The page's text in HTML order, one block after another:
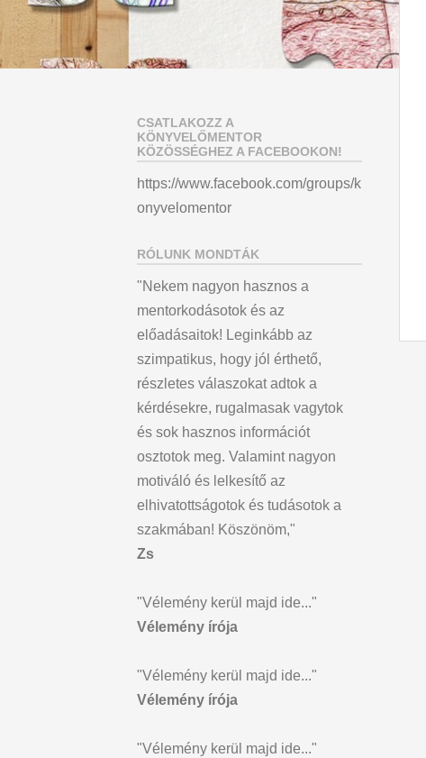
CSATLAKOZZ A
KÖNYVELŐMENTOR
KÖZÖSSÉGHEZ A FACEBOOKON!
https://www.facebook.com/groups/k
onyvelomentor
RÓLUNK MONDTÁK
"Nekem nagyon hasznos a
mentorkodásotok és az
előadásaitok! Leginkább az
szimpatikus, hogy jól érthető,
részletes válaszokat adtok a
kérdésekre, rugalmasak vagytok
és sok hasznos információt
osztotok meg. Valamint nagyon
motiváló és lelkesítő az
elhivatottságotok és tudásotok a
szakmában! Köszönöm,"
Zs
"Vélemény kerül majd ide..."
Vélemény írója
"Vélemény kerül majd ide..."
Vélemény írója
"Vélemény kerül majd ide..."